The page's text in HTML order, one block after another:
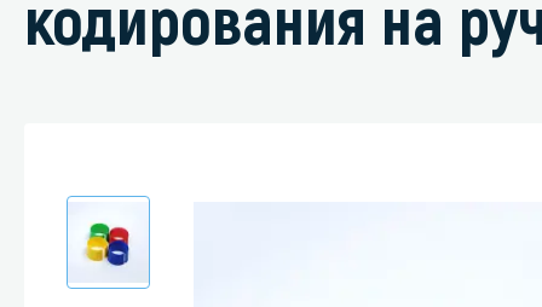
кодирования на